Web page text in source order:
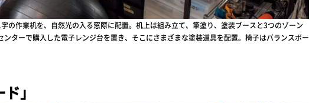
の作業机を、自然光の入る窓際に配置。机上は組み立て、筆塗り、塗装ブースと3つのゾーン
ターで購入した電子レンジ台を置き、そこにさまざまな塗装道具を配置。椅子はバランスボー
」